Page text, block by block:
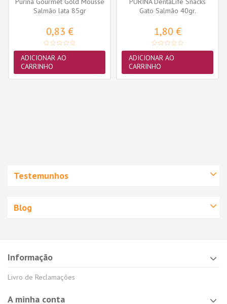
Salmão lata 85gr
0,83 €
ADICIONAR AO
CARRINHO
Gato Salmão 40gr.
1,80 €
ADICIONAR AO
CARRINHO
Testemunhos
Blog
Informação
Livro de Reclamações
A minha conta